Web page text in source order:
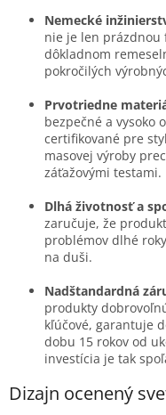
Nemecké
nie je len prázdnou
dôkladnom
pokročilých
Prvotriedne
bezpečné a vysoko
certifikované pre
masovej výroby
záťažovými testami.
Dlhá životnosť a
zaručuje, že
problémov dlhé
na duši.
Nadštandardná
produkty
kľúčové, garantuje
dobu 15 rokov od
investícia je tak
Dizajn ocenený